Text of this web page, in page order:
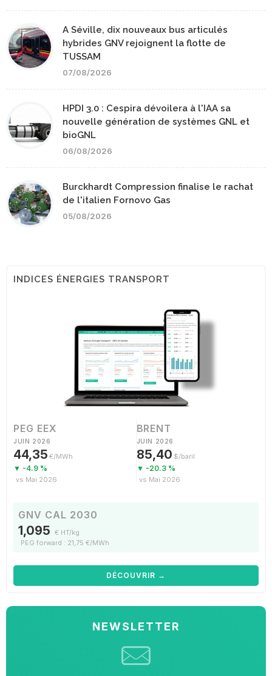
A Séville, dix nouveaux bus articulés
hybrides GNV rejoignent la flotte de
TUSSAM
07/08/2026
HPDI 3.0 : Cespira dévoilera à l'IAA sa
nouvelle génération de systèmes GNL et
bioGNL
06/08/2026
Burckhardt Compression finalise le rachat
de l'italien Fornovo Gas
05/08/2026
INDICES ÉNERGIES TRANSPORT
PEG EEX
JUIN 2026
44,35 €/MWh
▼ -4.9 %
vs Mai 2026
BRENT
JUIN 2026
85,40 $/baril
▼ -20.3 %
vs Mai 2026
GNV CAL 2030
1,095 € HT/kg
PEG forward : 21,75 €/MWh
DÉCOUVRIR →
NEWSLETTER